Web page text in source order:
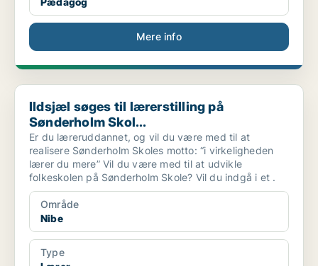
Mere info
Ildsjæl søges til lærerstilling på Sønderholm Skol...
Ildsjæl søges til lærerstilling på
Sønderholm Skol...
Er du læreruddannet, og vil du være med til at
realisere Sønderholm Skoles motto: “i virkeligheden
lærer du mere” Vil du være med til at udvikle
folkeskolen på Sønderholm Skole? Vil du indgå i et .
Område
Nibe
Type